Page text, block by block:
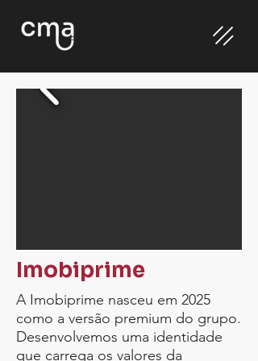
Imobiprime
A Imobiprime nasceu em 2025
como a versão premium do grupo.
Desenvolvemos uma identidade
que carrega os valores da